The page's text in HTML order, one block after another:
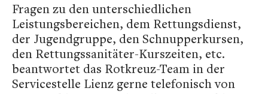
Fragen zu den unterschiedlichen
Leistungsbereichen, dem Rettungsdienst,
der Jugendgruppe, den Schnupperkursen,
den Rettungssanitäter-Kurszeiten, etc.
beantwortet das Rotkreuz-Team in der
Servicestelle Lienz gerne telefonisch von